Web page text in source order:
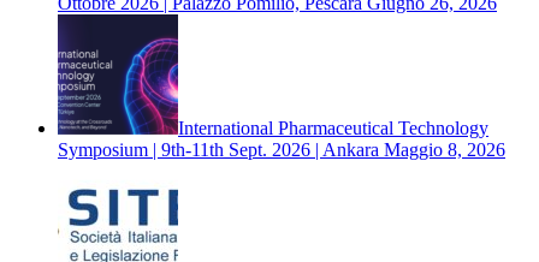
International Pharmaceutical Technology
Symposium | 9th-11th Sept. 2026 | Ankara Maggio 8, 2026